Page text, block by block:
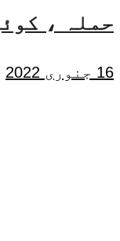
حملہ ،
16 جنوری 2022